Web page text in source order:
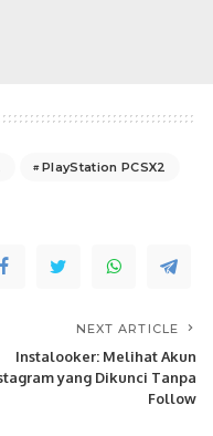
PlayStation PCSX2
NEXT ARTICLE
Instalooker: Melihat Akun
yang Dikunci Tanpa
Follow